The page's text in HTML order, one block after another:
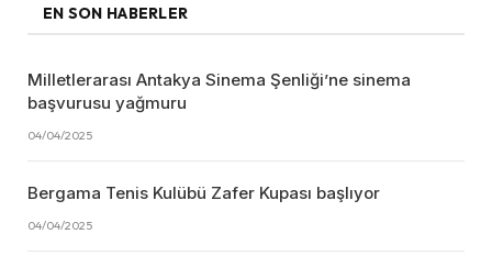
EN SON HABERLER
Milletlerarası Antakya Sinema Şenliği’ne sinema
başvurusu yağmuru
04/04/2025
Bergama Tenis Kulübü Zafer Kupası başlıyor
04/04/2025